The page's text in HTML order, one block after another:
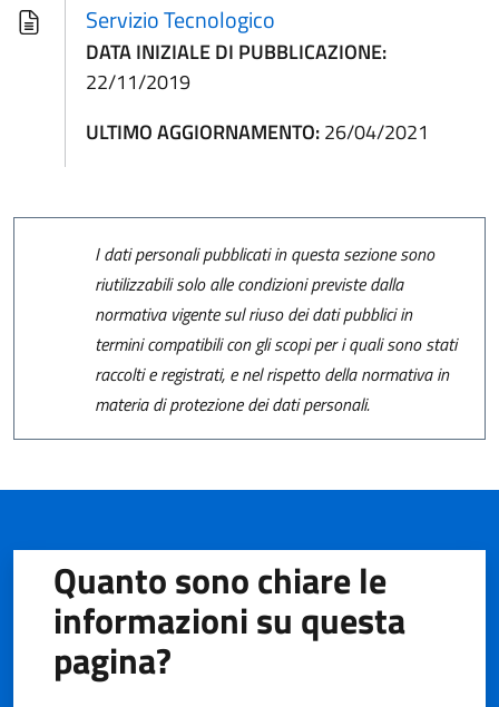
Servizio Tecnologico
DATA INIZIALE DI PUBBLICAZIONE:
22/11/2019
ULTIMO AGGIORNAMENTO:26/04/2021
I dati personali pubblicati in questa sezione sono
riutilizzabili solo alle condizioni previste dalla
normativa vigente sul riuso dei dati pubblici in
termini compatibili con gli scopi per i quali sono stati
raccolti e registrati, e nel rispetto della normativa in
materia di protezione dei dati personali.
Quanto sono chiare le
informazioni su questa
pagina?